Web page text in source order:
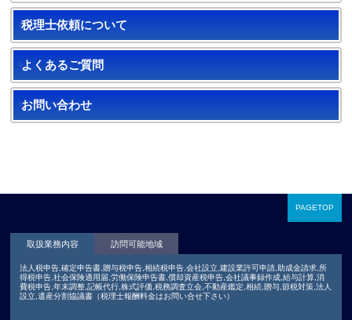
税理士依頼について
よくあるご質問
お問い合わせ
PAGETOP
取扱業務内容 訪問可能地域
法人税申告,確定申告書,贈与税申告,相続税申告,会社設立,建設業許可申請,助成金請求,所
得税申告,社会保険適用届,労働保険申告書,償却資産税申告,会社議事録作成,給与計算,消
費税申告,年末調整,記帳代行,株式評価,税務調査立会,不動産鑑定,相続,贈与,節税対策,法人
設立,遺産分割協議書（税理士報酬料金はお問い合せ下さい）